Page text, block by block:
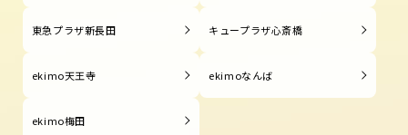
東急プラザ新長田 キュープラザ心斎橋
ekimo天王寺 ekimoなんば
ekimo梅田